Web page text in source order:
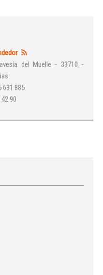
del Muelle - 33710 -
631 885
90